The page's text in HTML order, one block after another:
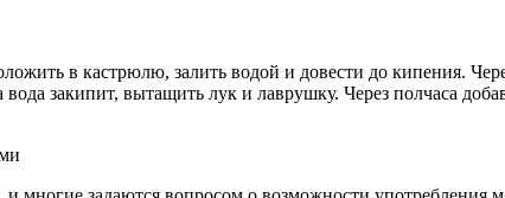
в кастрюлю, залить водой и довести до кипения.
закипит, вытащить лук и лаврушку. Через полчаса